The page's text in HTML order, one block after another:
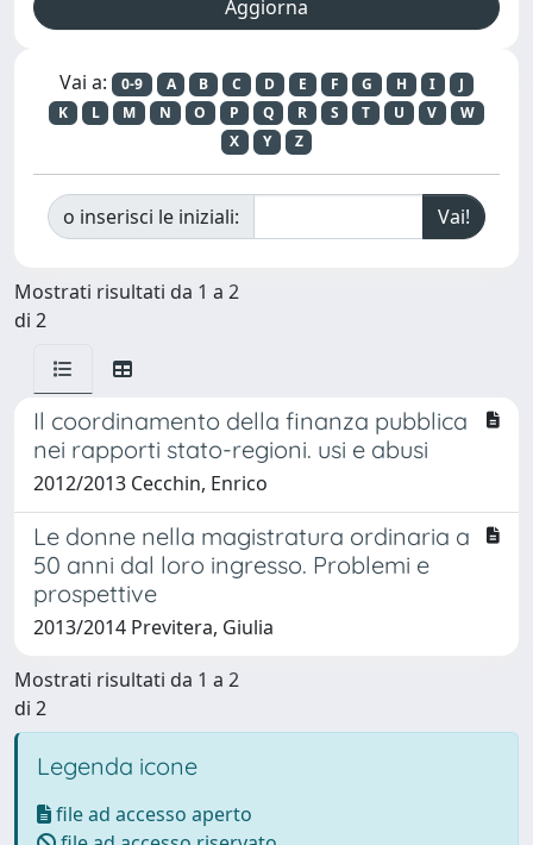
Vai a: 0-9 A B C D E F G H I
J
K
L M N O P Q R S T U V
W
X
Y Z
o inserisci le iniziali:
Mostrati risultati da 1 a 2
di 2
Il coordinamento della finanza pubblica
nei rapporti stato-regioni. usi e abusi
2012/2013 Cecchin, Enrico
Le donne nella magistratura ordinaria a
50 anni dal loro ingresso. Problemi e
prospettive
2013/2014 Previtera, Giulia
Mostrati risultati da 1 a 2
di 2
Legenda icone
file ad accesso aperto